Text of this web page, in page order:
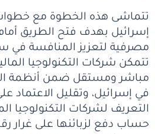
تتماشى هذه الخطوة مع
إسرائيل بهدف فتح الطريق
مصرفية لتعزيز المنافسة في
تتمكن شركات التكنولوجيا
مباشر ومستقل ضمن أنظمة
في إسرائيل، وتقليل الاعتماد
التعريف لشركات التكنولوجيا
حساب دفع لزبائنها على غرار